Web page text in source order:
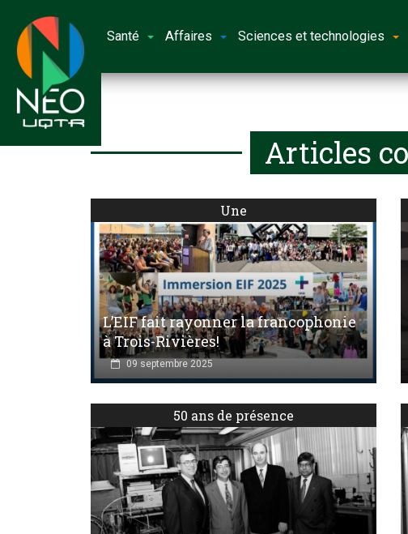
Santé Affaires Sciences et technologies
Articles
Une
L’EIF fait rayonner la francophonie
à Trois-Rivières!
09 septembre 2025
50 ans de présence